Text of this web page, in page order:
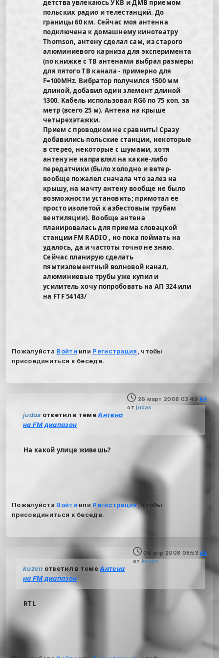
детства увлекаюсь УКВ и ДМВ приемом
польских радио и телестанций. До
границы 60 км. Сейчас моя антенна
подключена к домашнему кинотеатру
Thomson, антену сделал сам, из старого
алюминиевого карниза для эксперимента
(по книжке с ТВ антенами выбрал размеры
для пятого ТВ канала - примерно для
F=100MHz. Вибратор получился 1500 мм
длиной, добавил один элемент длиной
1300. Кабель использовал RG6 по 75 коп. за
метр (всего 25 м). Антена на крыше
четырехэтажки.
Прием с проводком не сравнить! Сразу
добавились польские станции, некоторые
в стерео, некоторые с шумами, хотя
антену не направлял на какие-либо
передатчики (было холодно и ветер-
вообще пожалел сначала что залез на
крышу, на мачту антену вообще не было
возможности установить; примотал ее
просто изолетой к азбестовым трубам
вентиляции). Вообще антена
планировалась для приема словацкой
станции FM RADIO , но пока поймать на
удалось, да и частоты точно не знаю.
Сейчас планирую сделать
пямтиэлементный волновой канал,
алюминиевые трубы уже купил и
усилитель хочу попробовать на АП 324 или
на FTF 54143/
Пожалуйста Войти или Регистрация
, чтобы
присоединиться к беседе.
26 март 2008 03:49 #4
отjudas
judas ответил в темеАнтена
на FM диапазон
На какой улице живешь?
Пожалуйста Войти или Регистрация, чтобы
присоединиться к беседе.
04 апр 2008 08:53 #5
от kuzen
kuzen ответил в темеАнтена
на FM диапазон
RTL